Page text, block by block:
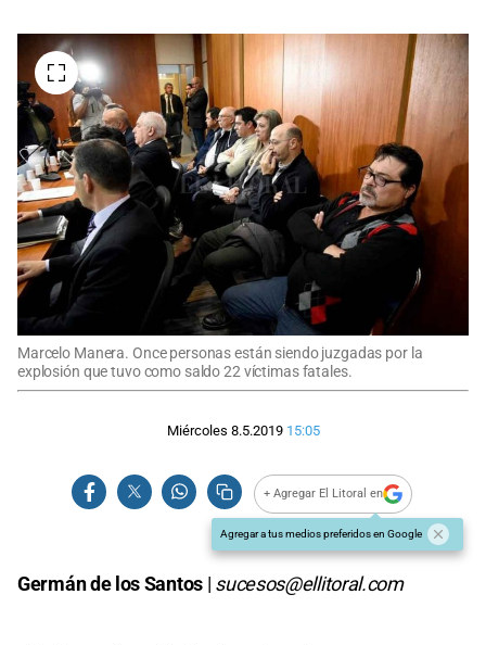
Marcelo Manera. Once personas están siendo juzgadas por la
explosión que tuvo como saldo 22 víctimas fatales.
Miércoles 8.5.2019 15:05
+ Agregar El Litoral en
Agregar a tus medios preferidos en Google
Germán de los Santos | sucesos@ellitoral.com